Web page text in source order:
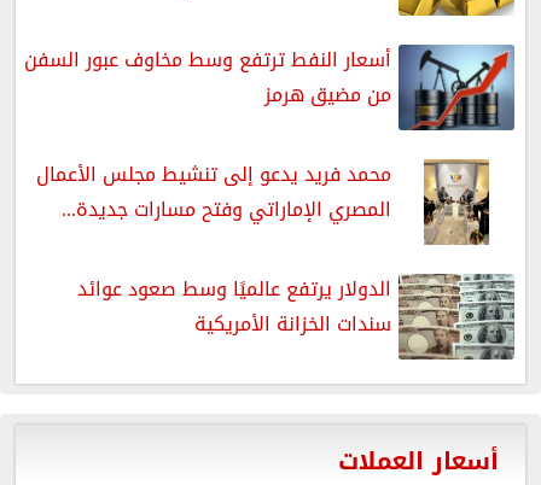
أسعار النفط ترتفع وسط مخاوف عبور السفن
من مضيق هرمز
محمد فريد يدعو إلى تنشيط مجلس الأعمال
المصري الإماراتي وفتح مسارات جديدة...
الدولار يرتفع عالميًا وسط صعود عوائد
سندات الخزانة الأمريكية
أسعار العملات